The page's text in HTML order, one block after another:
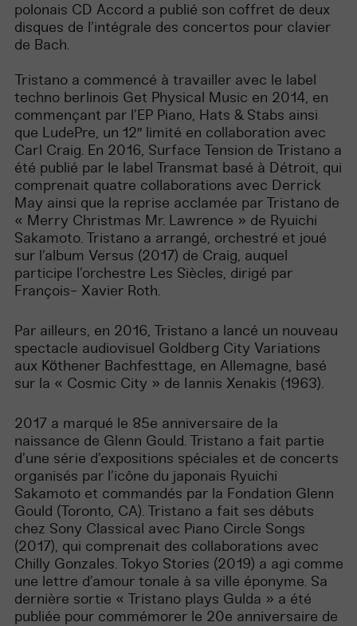
polonais CD Accord a publié son coffret de deux
disques de l’intégrale des concertos pour clavier
de Bach.
Tristano a commencé à travailler avec le label
techno berlinois Get Physical Music en 2014, en
commençant par l’EP Piano, Hats & Stabs ainsi
que LudePre, un 12′′ limité en collaboration avec
Carl Craig. En 2016, Surface Tension de Tristano a
été publié par le label Transmat basé à Détroit, qui
comprenait quatre collaborations avec Derrick
May ainsi que la reprise acclamée par Tristano de
« Merry Christmas Mr. Lawrence » de Ryuichi
Sakamoto. Tristano a arrangé, orchestré et joué
sur l’album Versus (2017) de Craig, auquel
participe l’orchestre Les Siècles, dirigé par
François- Xavier Roth.
Par ailleurs, en 2016, Tristano a lancé un nouveau
spectacle audiovisuel Goldberg City Variations
aux Köthener Bachfesttage, en Allemagne, basé
sur la « Cosmic City » de Iannis Xenakis (1963).
2017 a marqué le 85e anniversaire de la
naissance de Glenn Gould. Tristano a fait partie
d’une série d’expositions spéciales et de concerts
organisés par l’icône du japonais Ryuichi
Sakamoto et commandés par la Fondation Glenn
Gould (Toronto, CA). Tristano a fait ses débuts
chez Sony Classical avec Piano Circle Songs
(2017), qui comprenait des collaborations avec
Chilly Gonzales. Tokyo Stories (2019) a agi comme
une lettre d’amour tonale à sa ville éponyme. Sa
dernière sortie « Tristano plays Gulda » a été
publiée pour commémorer le 20e anniversaire de